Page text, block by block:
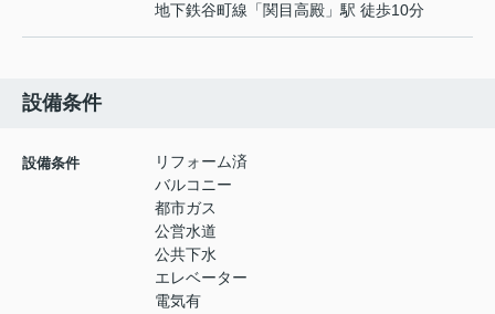
地下鉄谷町線 「関目高殿 」駅 徒歩10分
設備条件
設備条件
リフォーム済
バルコニー
都市ガス
公営水道
公共下水
エレベーター
電気有